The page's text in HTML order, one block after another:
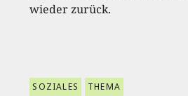
wieder zurück.
SOZIALES THEMA